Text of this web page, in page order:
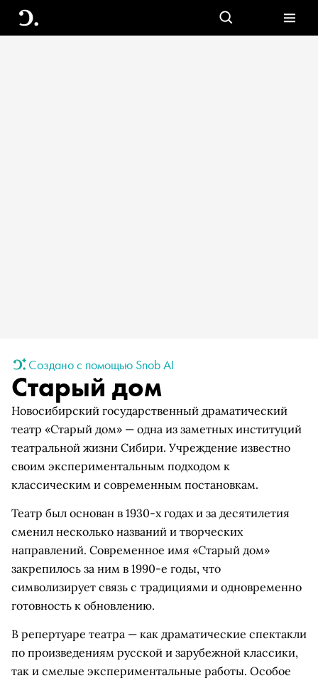
Создано с помощью Snob AI
Старый дом
Новосибирский государственный драматический
театр «Старый дом» — одна из заметных институций
театральной жизни Сибири. Учреждение известно
своим экспериментальным подходом к
классическим и современным постановкам.
Театр был основан в 1930-х годах и за десятилетия
сменил несколько названий и творческих
направлений. Современное имя «Старый дом»
закрепилось за ним в 1990-е годы, что
символизирует связь с традициями и одновременно
готовность к обновлению.
В репертуаре театра — как драматические спектакли
по произведениям русской и зарубежной классики,
так и смелые экспериментальные работы. Особое